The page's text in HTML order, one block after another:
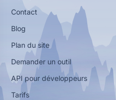
Contact
Blog
Plan du site
Demander un outil
API pour développeurs
Tarifs